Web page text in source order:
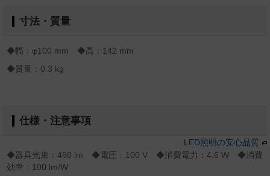
寸法・質量
◆幅：φ100 mm ◆高：142 mm
◆質量：0.3 kg
仕様・注意事項
LED照明の安心品質
◆器具光束：460 lm ◆電圧：100 V ◆消費電力：4.6 W ◆消費
効率：100 lm/W